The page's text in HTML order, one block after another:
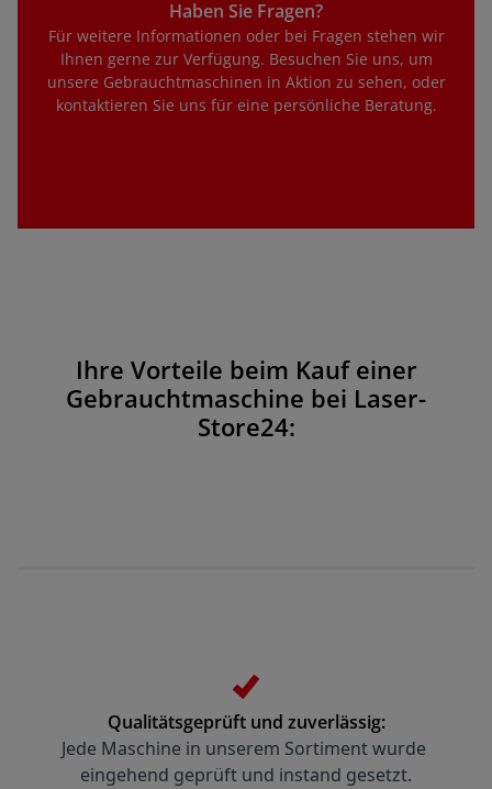
Haben Sie Fragen?
Für weitere Informationen oder bei Fragen stehen wir
Ihnen gerne zur Verfügung. Besuchen Sie uns, um
unsere Gebrauchtmaschinen in Aktion zu sehen, oder
kontaktieren Sie uns für eine persönliche Beratung.
Ihre Vorteile beim Kauf einer
Gebrauchtmaschine bei Laser-
Store24:
Qualitätsgeprüft und zuverlässig:
Jede Maschine in unserem Sortiment wurde
eingehend geprüft und instand gesetzt.